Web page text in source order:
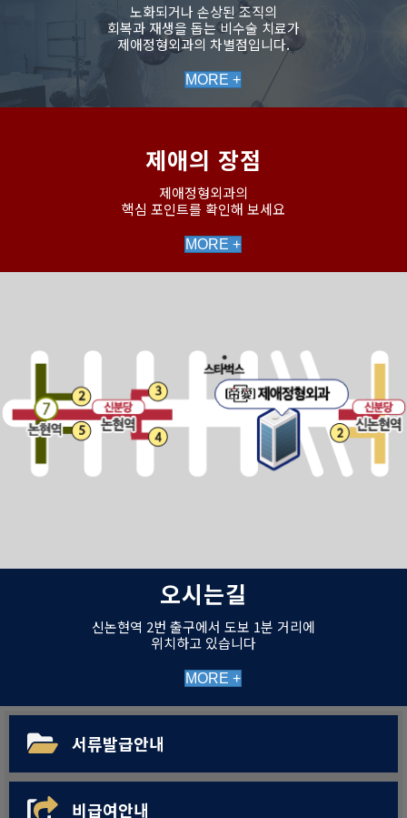
노화되거나 손상된 조직의
회복과 재생을 돕는 비수술 치료가
제애정형외과의 차별점입니다.
MORE +
제애의 장점
제애정형외과의
핵심 포인트를 확인해 보세요
MORE +
오시는길
신논현역 2번 출구에서 도보 1분 거리에
위치하고 있습니다
MORE +
서류발급안내
비급여안내